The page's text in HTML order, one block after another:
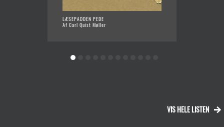
LÆSEPADDEN PEDE
Af Carl Quist Møller
VIS HELE LISTEN